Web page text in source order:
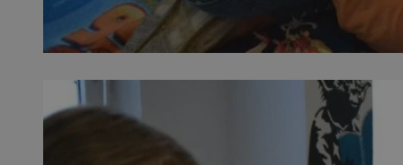
SessID
QeSessID
__cf_bm
suid